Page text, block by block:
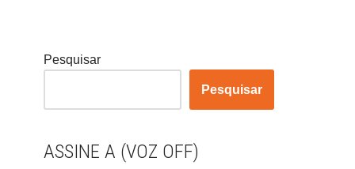
Pesquisar
Pesquisar
ASSINE A (VOZ OFF)